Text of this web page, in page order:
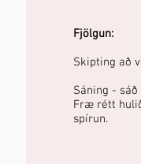
Fjölgun:
Skipting að
Sáning -
Fræ rétt
spírun.